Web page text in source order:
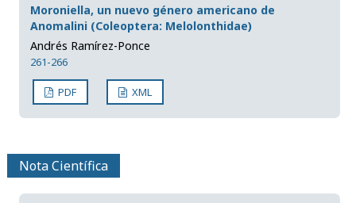
Moroniella, un nuevo género americano de
Anomalini (Coleoptera: Melolonthidae)
Andrés Ramírez-Ponce
261-266
PDF XML
Nota Científica